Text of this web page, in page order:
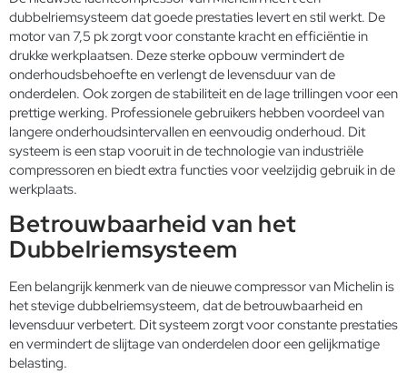
dubbelriemsysteem dat goede prestaties levert en stil werkt. De
motor van 7,5 pk zorgt voor constante kracht en efficiëntie in
drukke werkplaatsen. Deze sterke opbouw vermindert de
onderhoudsbehoefte en verlengt de levensduur van de
onderdelen. Ook zorgen de stabiliteit en de lage trillingen voor een
prettige werking. Professionele gebruikers hebben voordeel van
langere onderhoudsintervallen en eenvoudig onderhoud. Dit
systeem is een stap vooruit in de technologie van industriële
compressoren en biedt extra functies voor veelzijdig gebruik in de
werkplaats.
Betrouwbaarheid van het
Dubbelriemsysteem
Een belangrijk kenmerk van de nieuwe compressor van Michelin is
het stevige dubbelriemsysteem, dat de betrouwbaarheid en
levensduur verbetert. Dit systeem zorgt voor constante prestaties
en vermindert de slijtage van onderdelen door een gelijkmatige
belasting.